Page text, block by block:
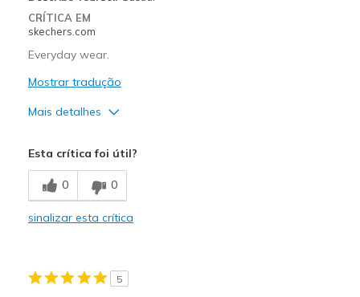
Travel
Sizing
View On Shoes
CRÍTICA EM
skechers.com
Everyday wear.
Mostrar tradução
Mais detalhes
Comfortable
Stylish
Casual Wear
Esta crítica foi útil?
0 0
sinalizar esta crítica
5